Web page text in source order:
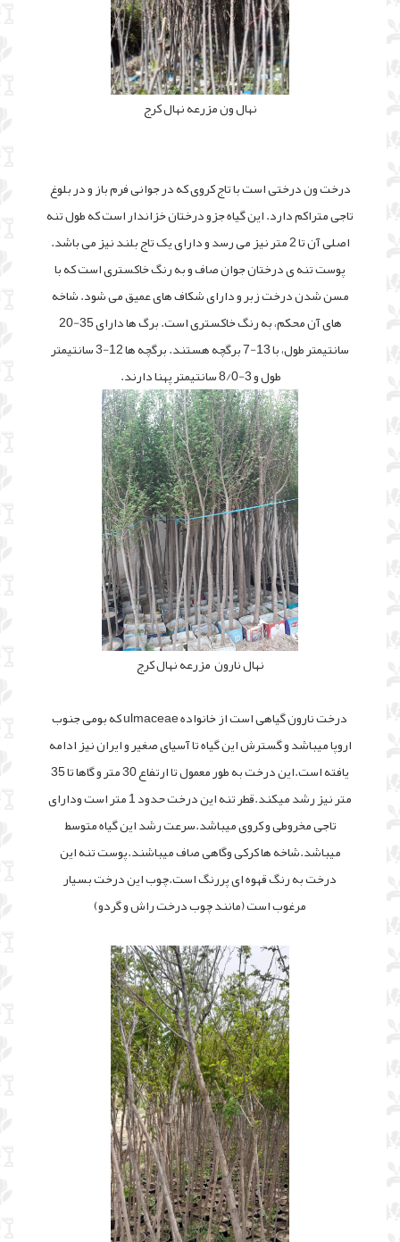
نهال ون مزرعه نهال کرج
درخت ون درختی است با تاج کروی که در جوانی فرم باز و در بلوغ
تاجی متراکم دارد. این گیاه جزو درختان خزاندار است که طول تنه
اصلی آن تا 2 متر نیز می رسد و دارای یک تاج بلند نیز می باشد.
پوست تنه ی درختان جوان صاف و به رنگ خاکستری است که با
مسن شدن درخت زبر و دارای شکاف های عمیق می شود. شاخه
های آن محکم، به رنگ خاکستری است. برگ ها دارای 35-20
سانتیمتر طول، با 13-7 برگچه هستند. برگچه ها 12-3 سانتیمتر
طول و 3-8/0 سانتیمتر پهنا دارند.
نهال نارون مزرعه نهال کرج
درخت نارون گیاهی است از خانواده ulmaceae که بومی جنوب
اروپا میباشد و گسترش این گیاه تا آسیای صغیر و ایران نیز ادامه
یافته است.این درخت به طور معمول تا ارتفاع 30 متر و گاها تا 35
متر نیز رشد میکند.قطر تنه این درخت حدود 1 متر است ودارای
تاجی مخروطی و کروی میباشد.سرعت رشد این گیاه متوسط
میباشد.شاخه ها کرکی وگاهی صاف میباشند.پوست تنه این
درخت به رنگ قهوه ای پررنگ است.چوب این درخت بسیار
مرغوب است (مانند چوب درخت راش و گردو)